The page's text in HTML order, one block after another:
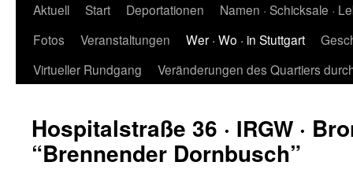
Aktuell Start Deportationen
Namen · Schicksale ·
Fotos
Veranstaltungen Wer · Wo · in Stuttgart
Virtueller Rundgang
Veränderungen des Quartiers
Hospitalstraße 36 · IRGW ·
“Brennender Dornbusch”